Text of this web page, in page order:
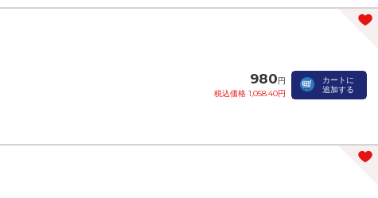
980円
税込価格 1,058.40円
カートに
追加する